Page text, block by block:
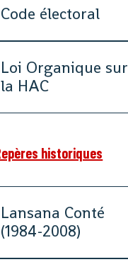
Code électoral
Loi Organique sur
la HAC
Lansana Conté
(1984-2008)